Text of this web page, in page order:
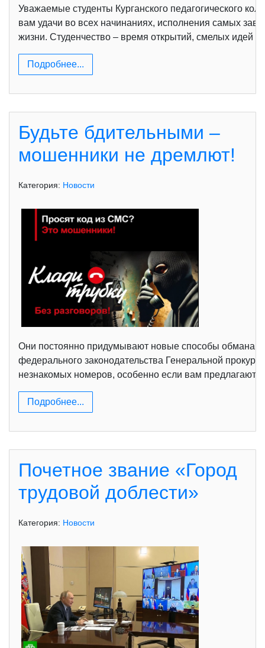
Уважаемые студенты Курганского педагогического
вам удачи во всех начинаниях, исполнения самых
жизни. Студенчество – время открытий, смелых идей
Подробнее...
Будьте бдительными –
мошенники не дремлют!
Категория: Новости
Они постоянно придумывают новые способы обмана,
федерального законодательства Генеральной
незнакомых номеров, особенно если вам предлагают
Подробнее...
Почетное звание «Город
трудовой доблести»
Категория: Новости